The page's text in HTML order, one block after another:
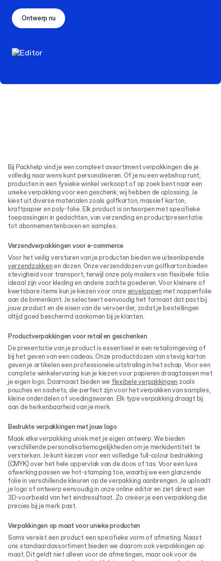
Ontwerp nu
Bij Packhelp vind je een compleet assortiment verpakkingen die je
volledig naar wens kunt personaliseren. Of je nu een webshop runt,
producten in een fysieke winkel verkoopt of op zoek bent naar een
unieke verpakking voor een geschenk, wij hebben de oplossing. Je
kiest uit diverse materialen zoals golfkarton, massief karton,
kraftpapier en poly-folie. Elk product is ontworpen met specifieke
toepassingen in gedachten, van verzending en productpresentatie
tot abonnementenboxen en samples.
Verzendverpakkingen voor e-commerce
Voor het veilig versturen van je producten bieden we uiteenlopende
verzendzakken en dozen. Onze verzenddozen van golfkarton bieden
stevigheid voor transport, terwijl onze poly mailers van flexibele folie
ideaal zijn voor kleding en andere zachte goederen. Voor kleinere of
kwetsbare items kun je kiezen voor onze enveloppen met noppenfolie
aan de binnenkant. Je selecteert eenvoudig het formaat dat past bij
jouw product en de eisen van de vervoerder, zodat je bestellingen
altijd goed beschermd aankomen bij je klanten.
Productverpakkingen voor retail en geschenken
De presentatie van je product is essentieel in een retailomgeving of
bij het geven van een cadeau. Onze productdozen van stevig karton
geven je artikelen een professionele uitstraling in het schap. Voor een
complete winkelervaring kun je kiezen voor papieren draagtassen met
je eigen logo. Daarnaast bieden we flexibele verpakkingen zoals
pouches en sachets, die perfect zijn voor het verpakken van samples,
kleine onderdelen of voedingswaren. Elk type verpakking draagt bij
aan de herkenbaarheid van je merk.
Bedrukte verpakkingen met jouw logo
Maak elke verpakking uniek met je eigen ontwerp. We bieden
verschillende personalisatiemogelijkheden om je merkidentiteit te
versterken. Je kunt kiezen voor een volledige full-colour bedrukking
(CMYK) over het hele oppervlak van de doos of tas. Voor een luxe
afwerking passen we hot-stamping toe, waarbij we een glanzende
folie in verschillende kleuren op de verpakking aanbrengen. Je uploadt
je logo of ontwerp eenvoudig in onze online editor en ziet direct een
3D-voorbeeld van het eindresultaat. Zo creëer je een verpakking die
precies bij je merk past.
Verpakkingen op maat voor unieke producten
Soms vereist een product een specifieke vorm of afmeting. Naast
ons standaardassortiment bieden we daarom ook verpakkingen op
maat. Dit geldt niet alleen voor de afmetingen, maar ook voor de